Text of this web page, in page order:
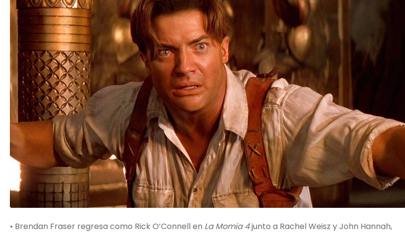
• Brendan Fraser regresa como Rick O’Connell en La Momia 4junto a Rachel Weisz y John Hannah,